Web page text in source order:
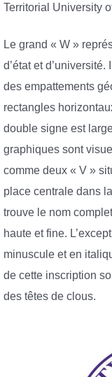
Territorial University
Le grand « W »
d’état et
des empattements
rectangles
double signe est
graphiques sont
comme deux « V »
place centrale dans
trouve le nom
haute et fine.
minuscule et en
de cette inscription
des têtes de clous.